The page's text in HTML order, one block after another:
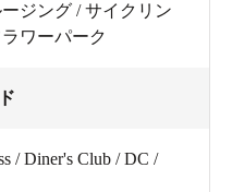
ジング / サイクリン
ワーパーク
/ Diner's Club / DC /